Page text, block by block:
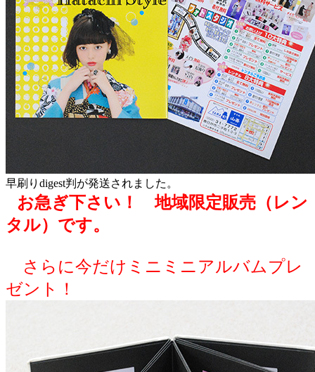
早刷りdigest判が発送されました。
お急ぎ下さい！ 地域限定販売（レン
タル）です。
さらに今だけミニミニアルバムプレ
ゼント！